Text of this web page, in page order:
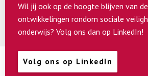
Wil jij ook op de hoogte blijven van
ontwikkelingen rondom sociale
onderwijs? Volg ons dan op LinkedIn!
Volg ons op LinkedIn